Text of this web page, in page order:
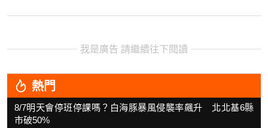
我是廣告 請繼續往下閱讀
熱門
8/7明天會停班停課嗎？白海豚暴風侵襲率飆升 北北基6縣
市破50%